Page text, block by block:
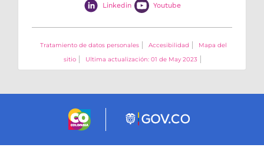
Linkedin
Youtube
Tratamiento de datos personales Accesibilidad
Mapa del
sitio
Ultima actualización: 01 de May 2023
Logo marca Colombia